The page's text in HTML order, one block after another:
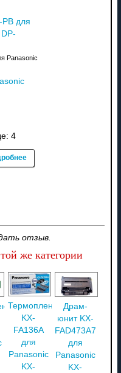
для
Panasonic
4
отзыв.
же категории
Термопленка
KX-
FA136A
для
Panasonic
KX-
Драм-
юнит KX-
FAD473A7
для
Panasonic
KX-